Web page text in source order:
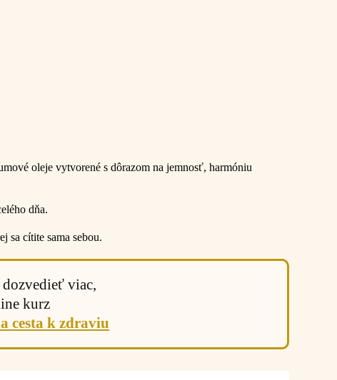
oleje vytvorené s dôrazom na jemnosť, harmóniu
dňa.
sa cítite sama sebou.
viac,
kurz
cesta k zdraviu